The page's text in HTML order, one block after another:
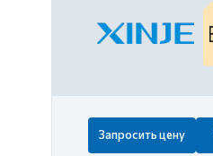
Запросить цену